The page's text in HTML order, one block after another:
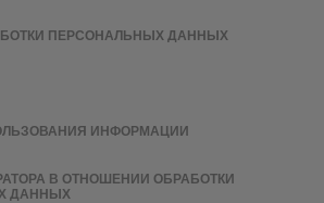
ПЕРСОНАЛЬНЫХ ДАННЫХ
ИНФОРМАЦИИ
В ОТНОШЕНИИ ОБРАБОТКИ
ДАННЫХ